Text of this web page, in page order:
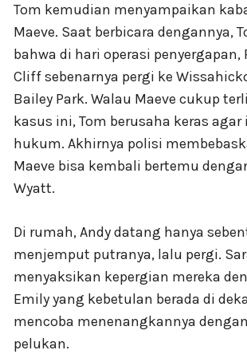
Tom kemudian menyampaikan
Maeve. Saat berbicara dengannya,
bahwa di hari operasi penyergapan,
Cliff sebenarnya pergi ke
Bailey Park. Walau Maeve cukup
kasus ini, Tom berusaha keras
hukum. Akhirnya polisi
Maeve bisa kembali bertemu
Wyatt.
Di rumah, Andy datang hanya
menjemput putranya, lalu pergi.
menyaksikan kepergian mereka
Emily yang kebetulan berada di
mencoba menenangkannya
pelukan.